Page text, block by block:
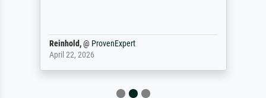
Reinhold,@ ProvenExpert
April 22, 2026